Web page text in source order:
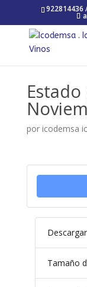
922814436
por icodemsa
Descargar
Tamaño